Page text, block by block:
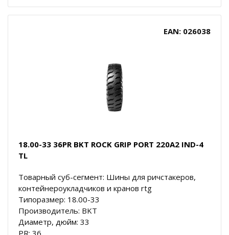
EAN: 026038
18.00-33 36PR BKT ROCK GRIP PORT 220A2 IND-4
TL
Товарный суб-сегмент: Шины для ричстакеров,
контейнероукладчиков и кранов rtg
Типоразмер: 18.00-33
Производитель: BKT
Диаметр, дюйм: 33
PR: 36